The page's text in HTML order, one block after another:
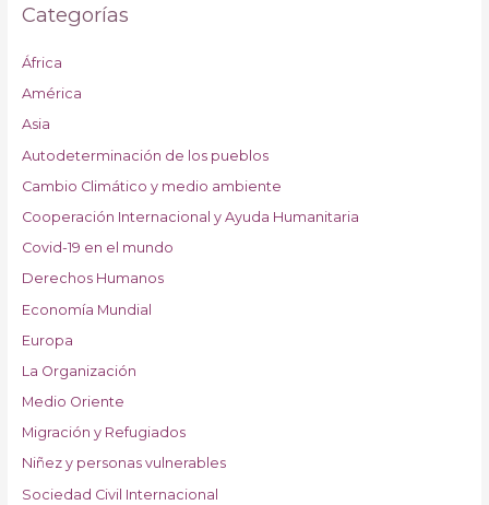
Categorías
África
América
Asia
Autodeterminación de los pueblos
Cambio Climático y medio ambiente
Cooperación Internacional y Ayuda Humanitaria
Covid-19 en el mundo
Derechos Humanos
Economía Mundial
Europa
La Organización
Medio Oriente
Migración y Refugiados
Niñez y personas vulnerables
Sociedad Civil Internacional